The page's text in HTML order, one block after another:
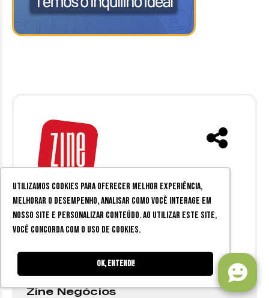
Utilizamos cookies para oferecer melhor experiência,
melhorar o desempenho, analisar como você interage em
nosso site e personalizar conteúdo. Ao utilizar este site,
você concorda com o uso de cookies.
Ok, entendi!
O Zine Cultural é a melhor fonte
de informações sobre
entretenimento em Juiz de Fora
e região.
Zine Negócios